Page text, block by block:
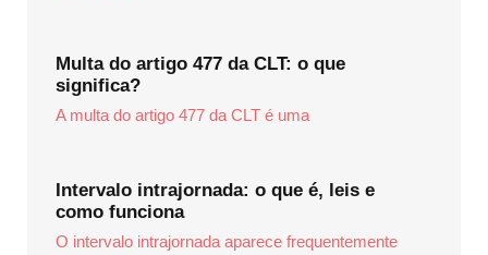
Multa do artigo 477 da CLT: o que
significa?
A multa do artigo 477 da CLT é uma
Intervalo intrajornada: o que é, leis e
como funciona
O intervalo intrajornada aparece frequentemente